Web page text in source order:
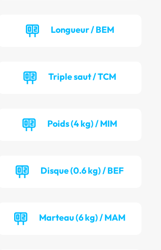
Longueur / BEM
Triple saut / TCM
Poids (4 kg) / MIM
Disque (0.6 kg) / BEF
Marteau (6 kg) / MAM